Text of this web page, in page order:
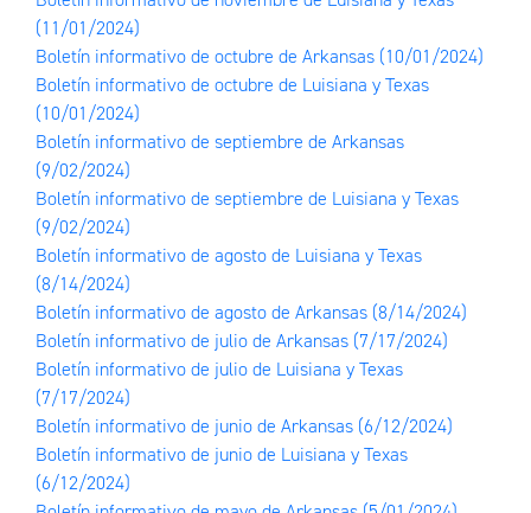
(11/01/2024)
Boletín informativo de octubre de Arkansas (10/01/2024)
Boletín informativo de octubre de Luisiana y Texas
(10/01/2024)
Boletín informativo de septiembre de Arkansas
(9/02/2024)
Boletín informativo de septiembre de Luisiana y Texas
(9/02/2024)
Boletín informativo de agosto de Luisiana y Texas
(8/14/2024)
Boletín informativo de agosto de Arkansas (8/14/2024)
Boletín informativo de julio de Arkansas (7/17/2024)
Boletín informativo de julio de Luisiana y Texas
(7/17/2024)
Boletín informativo de junio de Arkansas (6/12/2024)
Boletín informativo de junio de Luisiana y Texas
(6/12/2024)